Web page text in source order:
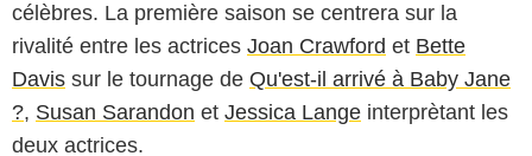
célèbres. La première saison se centrera sur la
rivalité entre les actrices Joan Crawford et Bette
Davis sur le tournage de Qu'est-il arrivé à Baby Jane
?, Susan Sarandon et Jessica Lange interprètant les
deux actrices.